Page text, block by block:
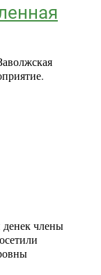
члены